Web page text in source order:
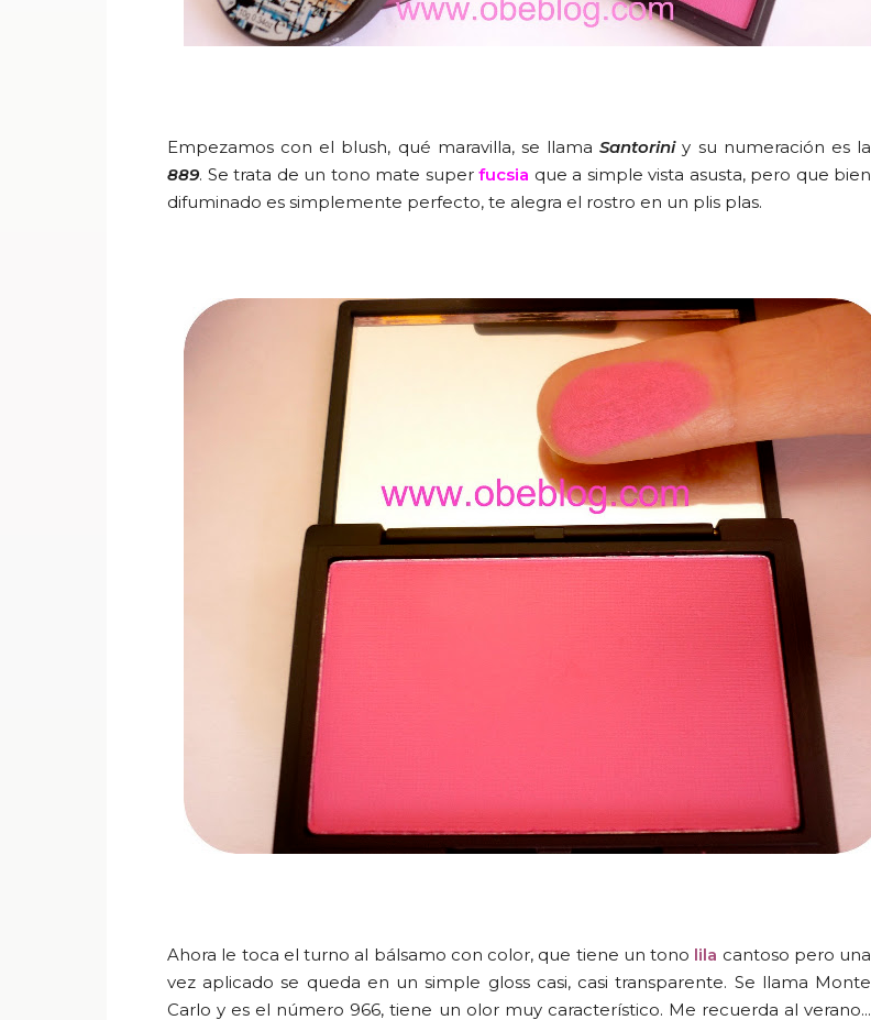
Empezamos con el blush, qué maravilla, se llamaSantoriniy su numeración es la
889. Se trata de un tono mate super fucsia que a simple vista asusta, pero que bien
difuminado es simplemente perfecto, te alegra el rostro en un plis plas.
Ahora le toca el turno al bálsamo con color, que tiene un tono lila cantoso pero una
vez aplicado se queda en un simple gloss casi, casi transparente. Se llama Monte
Carlo y es el número 966,tiene un olor muy característico. Me recuerda al verano...